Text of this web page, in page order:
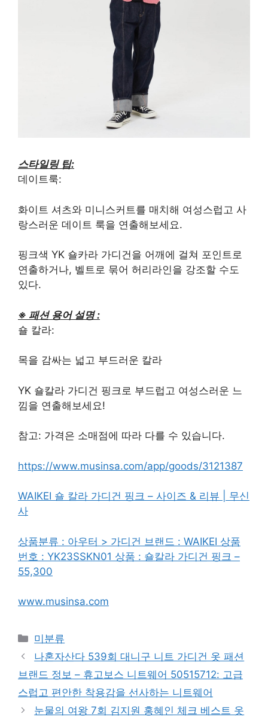
스타일링 팁:
데이트룩:
화이트 셔츠와 미니스커트를 매치해 여성스럽고 사
랑스러운 데이트 룩을 연출해보세요.
핑크색 YK 숄카라 가디건을 어깨에 걸쳐 포인트로
연출하거나, 벨트로 묶어 허리라인을 강조할 수도
있다.
※ 패션 용어 설명 :
숄 칼라:
목을 감싸는 넓고 부드러운 칼라
YK 숄칼라 가디건 핑크로 부드럽고 여성스러운 느
낌을 연출해보세요!
참고: 가격은 소매점에 따라 다를 수 있습니다.
https://www.musinsa.com/app/goods/3121387
WAIKEI 숄 칼라 가디건 핑크 – 사이즈 & 리뷰 | 무신
사
상품분류 : 아우터 > 가디건 브랜드 : WAIKEI 상품
번호 : YK23SSKN01 상품 : 숄칼라 가디건 핑크 –
55,300
www.musinsa.com
Categories
미분류
나혼자산다 539회 대니구 니트 가디건 옷 패션
브랜드 정보 – 휴고보스 니트웨어 50515712: 고급
스럽고 편안한 착용감을 선사하는 니트웨어
눈물의 여왕 7회 김지원 홍혜인 체크 베스트 옷